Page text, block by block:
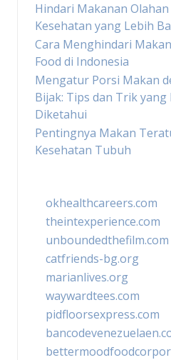
Hindari Makanan
Kesehatan yang Lebih
Cara Menghindari
Food di Indonesia
Mengatur Porsi Makan
Bijak: Tips dan Trik yang
Diketahui
Pentingnya Makan
Kesehatan Tubuh
okhealthcareers.com
theintexperience.com
unboundedthefilm.com
catfriends-bg.org
marianlives.org
waywardtees.com
pidfloorsexpress.com